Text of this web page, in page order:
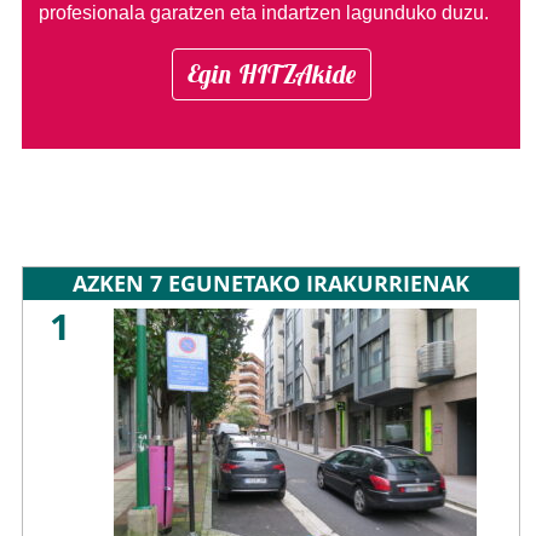
profesionala garatzen eta indartzen lagunduko duzu.
Egin HITZAkide
AZKEN 7 EGUNETAKO IRAKURRIENAK
1